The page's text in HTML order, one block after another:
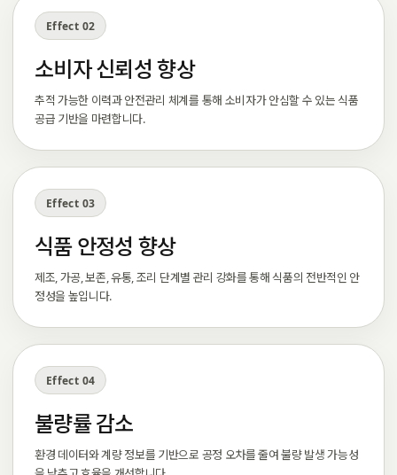
Effect 02
소비자 신뢰성 향상
추적 가능한 이력과 안전관리 체계를 통해 소비자가 안심할 수 있는 식품
공급 기반을 마련합니다.
Effect 03
식품 안정성 향상
제조, 가공, 보존, 유통, 조리 단계별 관리 강화를 통해 식품의 전반적인 안
정성을 높입니다.
Effect 04
불량률 감소
환경 데이터와 계량 정보를 기반으로 공정 오차를 줄여 불량 발생 가능성